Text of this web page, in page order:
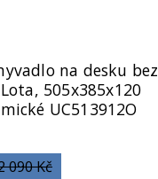
na desku bez
505x385x120
UC513912O
090 Kč